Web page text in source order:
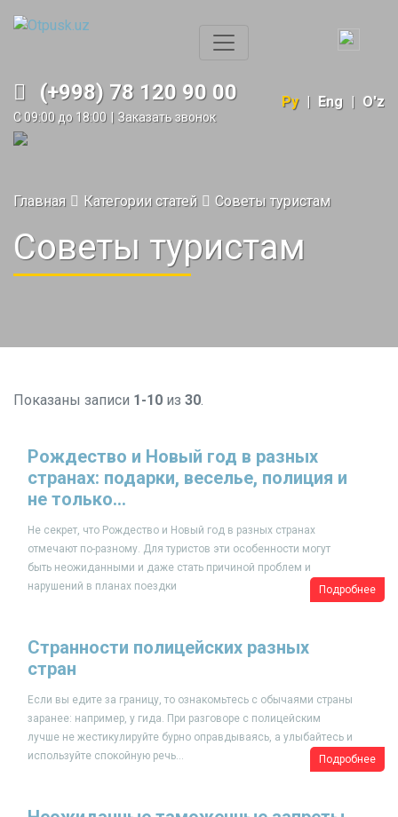
(+998) 78 120 90 00
С 09:00 до 18:00 | Заказать звонок
Ру | Eng | O'z
Главная Категории статей Советы туристам
Советы туристам
Показаны записи 1-10 из 30.
​Рождество и Новый год в разных
странах: подарки, веселье, полиция и
не только…
Не секрет, что Рождество и Новый год в разных странах
отмечают по-разному. Для туристов эти особенности могут
быть неожиданными и даже стать причиной проблем и
нарушений в планах поездки
Подробнее
​Странности полицейских разных
стран
Если вы едите за границу, то ознакомьтесь с обычаями страны
заранее: например, у гида. При разговоре с полицейским
лучше не жестикулируйте бурно оправдываясь, а улыбайтесь и
используйте спокойную речь...
Подробнее